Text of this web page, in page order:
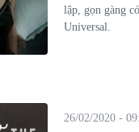
lập, gọn gàng
Universal.
26/02/2020 -